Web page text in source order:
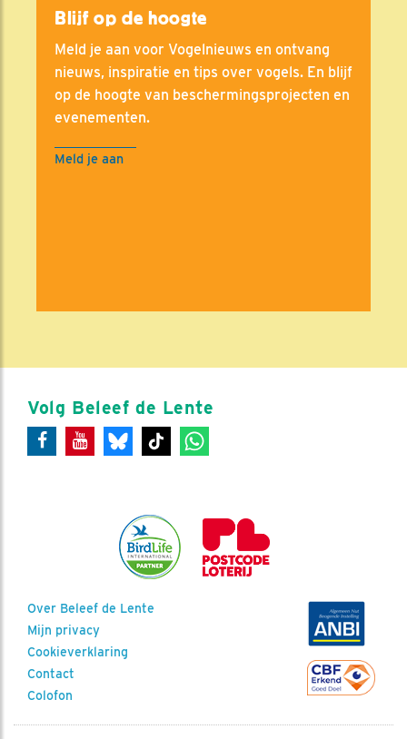
Blijf op de hoogte
Meld je aan voor Vogelnieuws en ontvang
nieuws, inspiratie en tips over vogels. En blijf
op de hoogte van beschermingsprojecten en
evenementen.
Meld je aan
Volg Beleef de Lente
Over Beleef de Lente
Mijn privacy
Cookieverklaring
Contact
Colofon